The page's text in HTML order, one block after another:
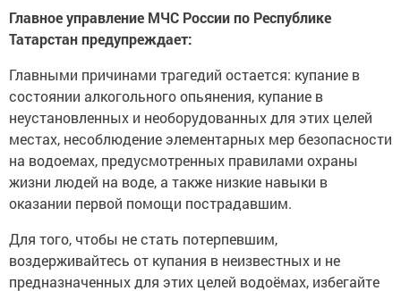
Главное управление МЧС России по Республике
Татарстан предупреждает:
Главными причинами трагедий остается: купание в
состоянии алкогольного опьянения, купание в
неустановленных и необорудованных для этих целей
местах, несоблюдение элементарных мер безопасности
на водоемах, предусмотренных правилами охраны
жизни людей на воде, а также низкие навыки в
оказании первой помощи пострадавшим.
Для того, чтобы не стать потерпевшим,
воздерживайтесь от купания в неизвестных и не
предназначенных для этих целей водоёмах, избегайте